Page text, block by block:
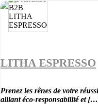
LITHA ESPRESSO
Prenez les rênes de votre
alliant éco-responsabilité et